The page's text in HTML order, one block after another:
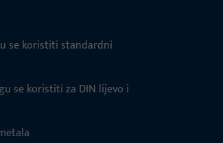
se koristiti standardni
se koristiti za DIN lijevo i